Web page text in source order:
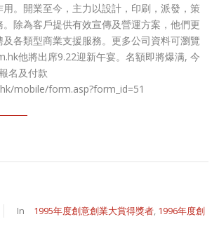
。開業至今，主力以設計，印刷，派發，策
除為客戶提供有效宣傳及營運方案，他們更
各類型商業支援服務。更多公司資料可瀏覽
他將出席9.22迎新午宴。名額即將爆满, 今
名及付款
mobile/form.asp?form_id=51
In 1995年度創意創業大賞得獎者, 1996年度創